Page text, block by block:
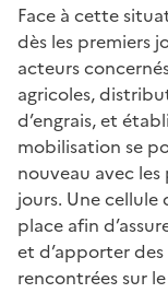
Face à cette
dès les premiers
acteurs
agricoles,
d’engrais, et
mobilisation se
nouveau avec
jours. Une cellule
place afin
et d’apporter
rencontrées sur